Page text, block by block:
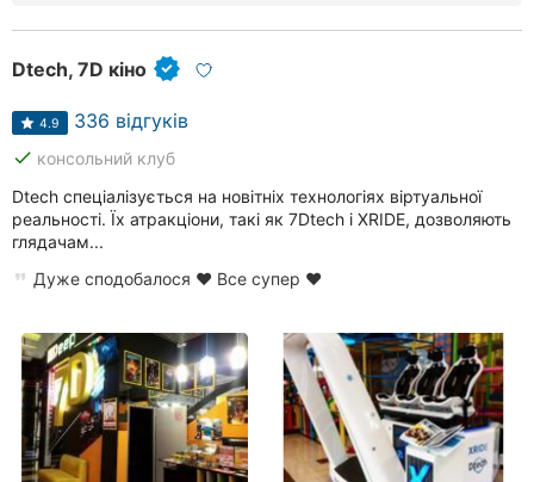
Dtech, 7D кіно
4.9 336 відгуків
done консольний клуб
Dtech спеціалізується на новітніх технологіях віртуальної
реальності. Їх атракціони, такі як 7Dtech і XRIDE, дозволяють
глядачам...
Дуже сподобалося ❤️ Все супер ❤️